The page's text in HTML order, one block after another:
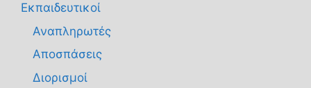
Εκπαιδευτικοί
Αναπληρωτές
Αποσπάσεις
Διορισμοί